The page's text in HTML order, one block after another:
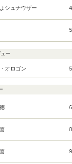
シュナウザー
ー
オロゴン